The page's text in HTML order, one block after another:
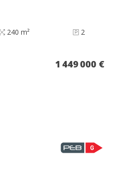
240 m² 2
1 449 000 €